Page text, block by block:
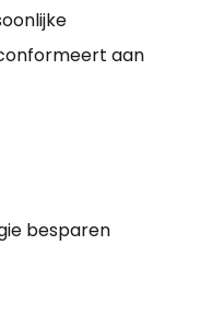
aan
besparen